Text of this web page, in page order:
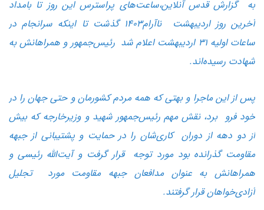
به گزارش قدس آنلاین،ساعت‌های پراسترس این روز تا بامداد
آخرین روز اردیبهشت ناآرام۱۴۰۳ گذشت تا اینکه سرانجام در
ساعات اولیه ۳۱ اردیبهشت اعلام شد رئیس‌جمهور و همراهانش به
شهادت رسیده‌اند.
پس از این ماجرا و بهتی که همه مردم کشورمان و حتی جهان را در
خود فرو برد، نقش مهم رئیس‌جمهور شهید و وزیرخارجه که بیش
از دو دهه از دوران کاری‌شان را در حمایت و پشتیبانی از جبهه
مقاومت گذرانده بود مورد توجه قرار گرفت و آیت‌الله رئیسی و
همراهانش به عنوان مدافعان جبهه مقاومت مورد تجلیل
آزادی‌خواهان قرار گرفتند.